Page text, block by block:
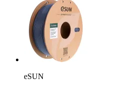
eSUN